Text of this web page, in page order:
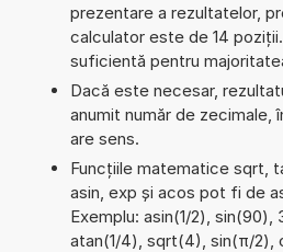
prezentare a rezultatelor,
calculator este de 14
suficientă pentru
Dacă este necesar,
anumit număr de zecimale,
are sens.
Funcțiile matematice sqrt,
asin, exp și acos pot fi de
Exemplu: asin(1/2), sin(90),
atan(1/4), sqrt(4), sin(π/2),